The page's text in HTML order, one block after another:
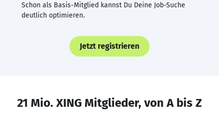
Schon als Basis-Mitglied kannst Du Deine Job-Suche
deutlich optimieren.
Jetzt registrieren
21 Mio. XING Mitglieder, von A bis Z